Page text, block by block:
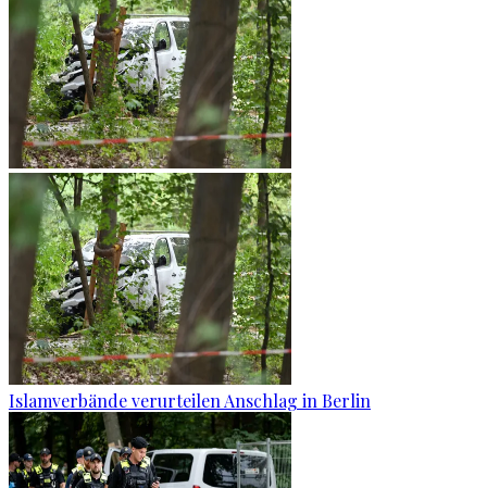
Islamverbände verurteilen Anschlag in Berlin